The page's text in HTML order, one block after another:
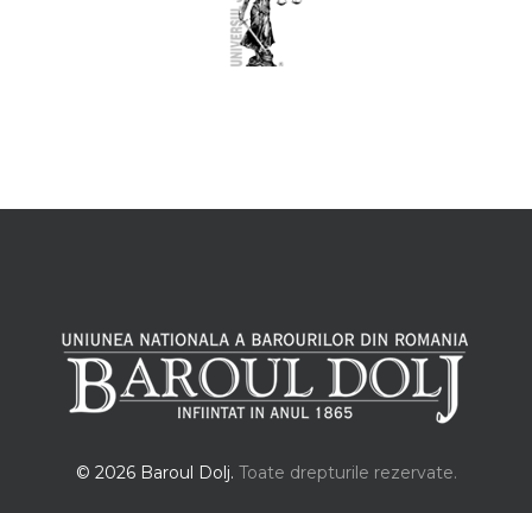
© 2026 Baroul Dolj. Toate drepturile rezervate.